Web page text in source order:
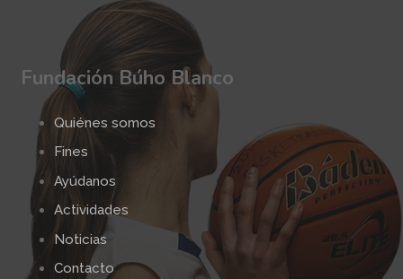
Fundación Búho Blanco
Quiénes somos
Fines
Ayúdanos
Actividades
Noticias
Contacto